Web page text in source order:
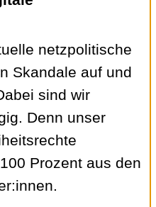
netzpolitische
Skandale auf und
sind wir
Denn unser
Prozent aus den